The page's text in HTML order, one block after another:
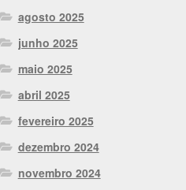
agosto 2025
junho 2025
maio 2025
abril 2025
fevereiro 2025
dezembro 2024
novembro 2024